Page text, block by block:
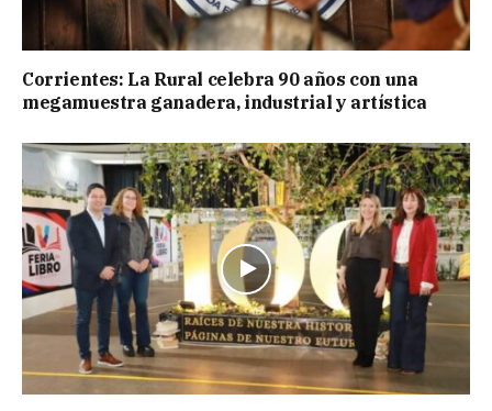
Corrientes: La Rural celebra 90 años con una
megamuestra ganadera, industrial y artística